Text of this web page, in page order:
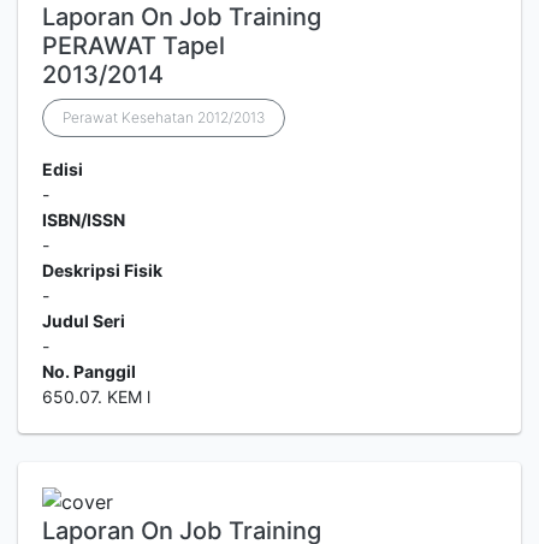
Laporan On Job Training
PERAWAT Tapel
2013/2014
Perawat Kesehatan 2012/2013
Edisi
-
ISBN/ISSN
-
Deskripsi Fisik
-
Judul Seri
-
No. Panggil
650.07. KEM l
Laporan On Job Training